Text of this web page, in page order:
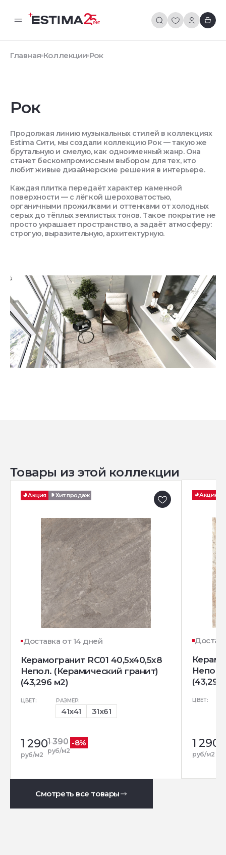
Главная Коллекции Рок
Рок
Продолжая линию музыкальных стилей в коллекциях
Estima Сити, мы создали коллекцию Рок — такую же
брутальную и смелую, как одноименный жанр. Она
станет бескомпромиссным выбором для тех, кто
любит живые дизайнерские решения в интерьере.
Каждая плитка передаёт характер каменной
поверхности — с лёгкой шероховатостью,
органичными прожилками и оттенками от холодных
серых до тёплых землистых тонов. Такое покрытие не
просто украшает пространство, а задаёт атмосферу:
строгую, выразительную, архитектурную.
Товары из этой коллекции
Акция Хит продаж
Доставка от 14 дней
Керамогранит RC01 40,5x40,5х8
Непол. (Керамический гранит)
(43,296 м2)
ЦВЕТ: РАЗМЕР:
41x41 31x61
1 290
руб/м2
1 390
руб/м2
-8%
Акция
Непол.
(43,296
ЦВЕТ:
1 290
руб/м2
Смотреть все товары